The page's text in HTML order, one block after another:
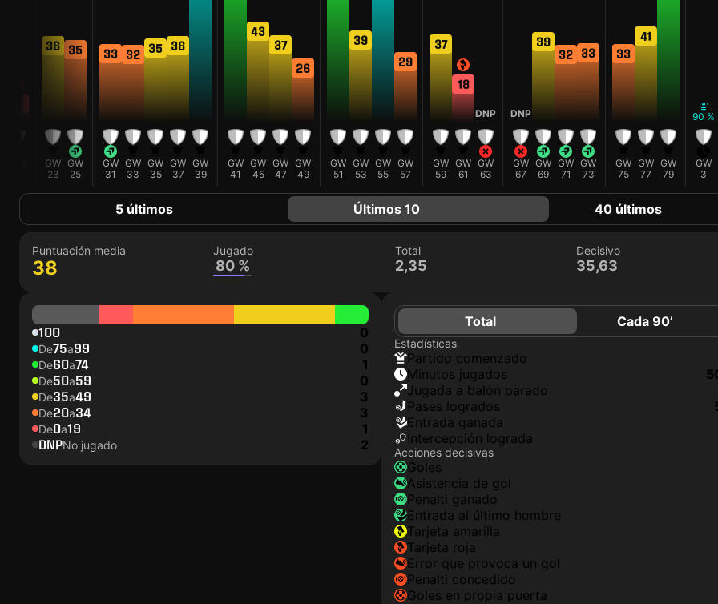
36
GW
23
35
GW
25
33
GW
31
32
GW
33
35
GW
35
36
GW
37
GW
39
GW
41
43
GW
45
37
GW
47
26
GW
49
GW
51
39
GW
53
GW
55
29
GW
57
37
GW
59
18
GW
61
DNP
GW
63
DNP
GW
67
39
GW
69
32
GW
71
33
GW
73
33
GW
75
41
GW
77
GW
79
D
90 %
GW
3
5 últimos Últimos 10 40 últimos
Puntuación media
38
Jugado
80 %
Total
2,35
Decisivo
35,63
100 0
De75a99 0
De60a74 1
De50a59 0
De35a49 3
De20a34 3
De0a19 1
DNPNo jugado 2
Total Cada 90’
Estadísticas
partido comenzado
minutos jugados
jugada a balón parado
pases logrados
Entrada ganada
Intercepción lograda
Acciones decisivas
goles
asistencia de gol
Penalti ganado
Entrada al último hombre
tarjeta amarilla
tarjeta roja
Error que provoca un gol
Penalti concedido
goles en propia puerta